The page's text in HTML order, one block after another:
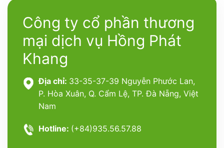
Công ty cổ phần thương
mại dịch vụ Hồng Phát
Khang
Địa chỉ: 33-35-37-39 Nguyễn Phước Lan,
P. Hòa Xuân, Q. Cẩm Lệ, TP. Đà Nẵng, Việt
Nam
Hotline: (+84)935.56.57.88